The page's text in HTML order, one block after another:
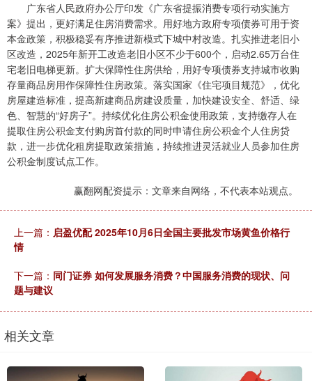
广东省人民政府办公厅印发《广东省提振消费专项行动实施方
案》提出，更好满足住房消费需求。用好地方政府专项债券可用于资
本金政策，积极稳妥有序推进新模式下城中村改造。扎实推进老旧小
区改造，2025年新开工改造老旧小区不少于600个，启动2.65万台住
宅老旧电梯更新。扩大保障性住房供给，用好专项债券支持城市收购
存量商品房用作保障性住房政策。落实国家《住宅项目规范》，优化
房屋建造标准，提高新建商品房建设质量，加快建设安全、舒适、绿
色、智慧的“好房子”。持续优化住房公积金使用政策，支持缴存人在
提取住房公积金支付购房首付款的同时申请住房公积金个人住房贷
款，进一步优化租房提取政策措施，持续推进灵活就业人员参加住房
公积金制度试点工作。
赢翻网配资提示：文章来自网络，不代表本站观点。
上一篇： 启盈优配 2025年10月6日全国主要批发市场黄鱼价格行
情
下一篇： 同门证券 如何发展服务消费？中国服务消费的现状、问
题与建议
相关文章